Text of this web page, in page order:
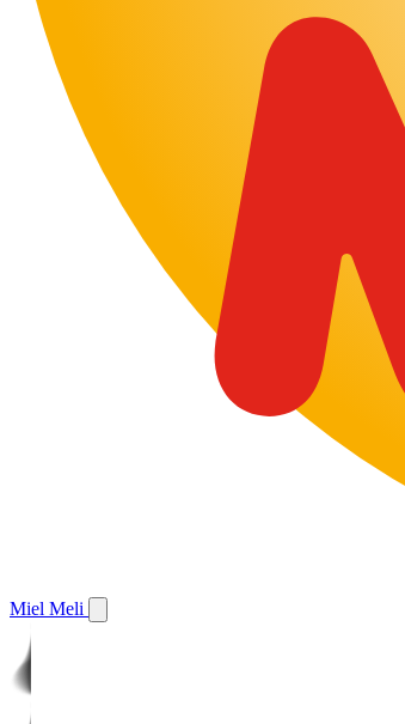
Miel Meli